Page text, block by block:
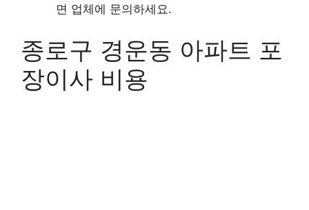
면 업체에 문의하세요.
종로구 경운동 아파트 포
장이사 비용